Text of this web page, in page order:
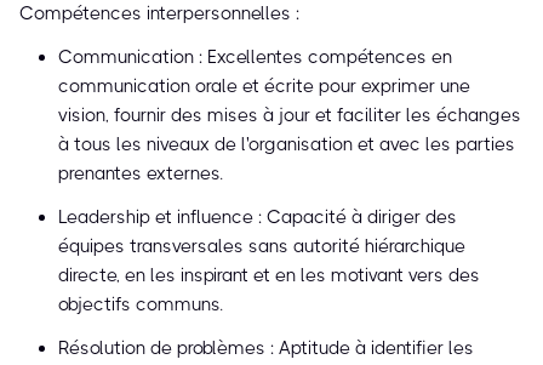
Compétences interpersonnelles :
Communication : Excellentes compétences en
communication orale et écrite pour exprimer une
vision, fournir des mises à jour et faciliter les échanges
à tous les niveaux de l'organisation et avec les parties
prenantes externes.
Leadership et influence : Capacité à diriger des
équipes transversales sans autorité hiérarchique
directe, en les inspirant et en les motivant vers des
objectifs communs.
Résolution de problèmes : Aptitude à identifier les